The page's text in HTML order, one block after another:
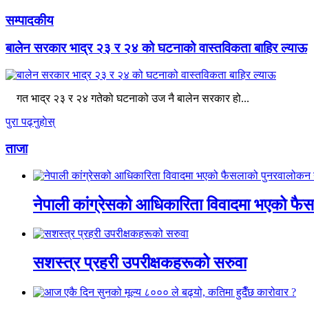
सम्पादकीय
बालेन सरकार भाद्र २३ र २४ को घटनाको वास्तविकता बाहिर ल्याऊ
गत भाद्र २३ र २४ गतेको घटनाको उज नै बालेन सरकार हो...
पुरा पढ्नुहाेस्
ताजा
नेपाली कांग्रेसको आधिकारिता विवादमा भएको
सशस्त्र प्रहरी उपरीक्षकहरूको सरुवा